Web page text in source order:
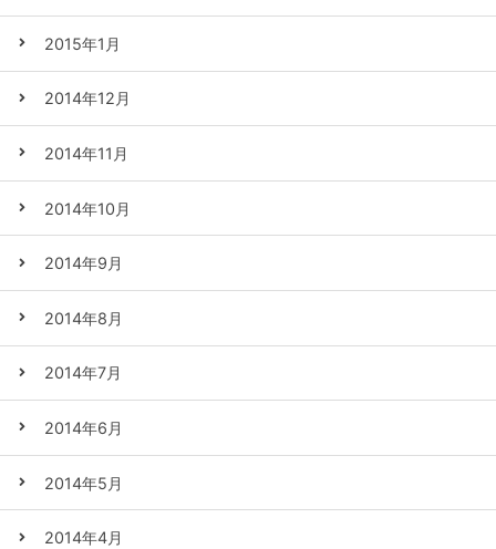
2015年1月
2014年12月
2014年11月
2014年10月
2014年9月
2014年8月
2014年7月
2014年6月
2014年5月
2014年4月